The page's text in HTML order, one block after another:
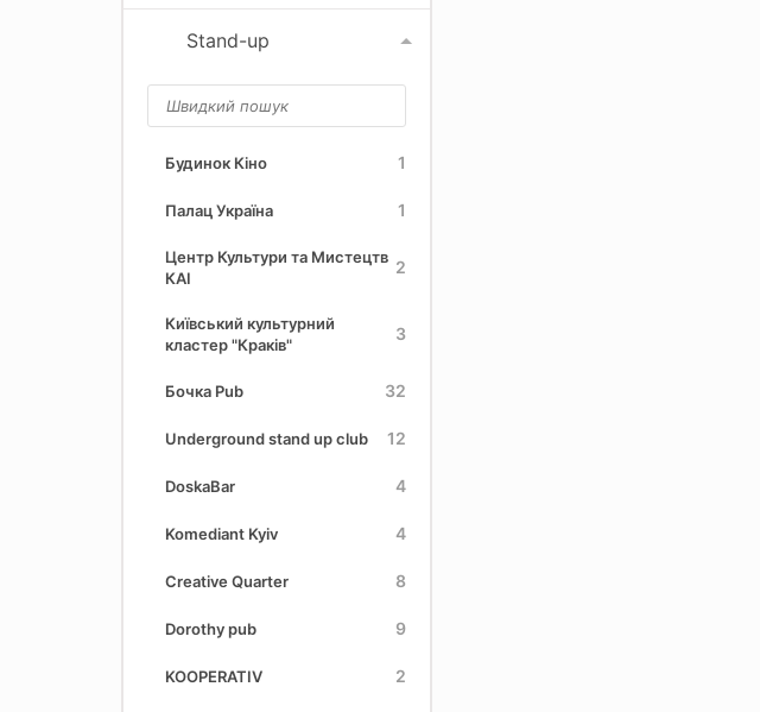
Stand-up
Будинок Кіно 1
Палац Україна 1
Центр Культури та Мистецтв
КАІ
2
Київський культурний
кластер "Краків"
3
Бочка Pub 32
Underground stand up club 12
DoskaBar 4
Komediant Kyiv 4
Creative Quarter 8
Dorothy pub 9
KOOPERATIV 2